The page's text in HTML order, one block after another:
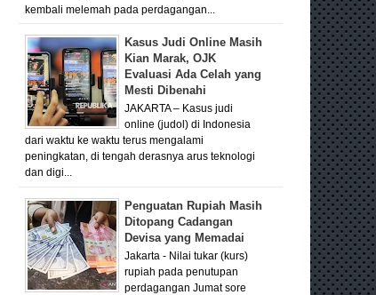
kembali melemah pada perdagangan...
Kasus Judi Online Masih
Kian Marak, OJK
Evaluasi Ada Celah yang
Mesti Dibenahi
JAKARTA – Kasus judi
online (judol) di Indonesia
dari waktu ke waktu terus mengalami
peningkatan, di tengah derasnya arus teknologi
dan digi...
Penguatan Rupiah Masih
Ditopang Cadangan
Devisa yang Memadai
Jakarta - Nilai tukar (kurs)
rupiah pada penutupan
perdagangan Jumat sore